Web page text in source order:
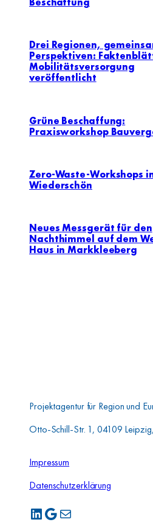
Drei Regionen,
Perspektiven:
Mobilitätsversorgung
veröffentlicht
Grüne Beschaffung:
Praxisworkshop
Zero-Waste-Workshops
Wiederschön
Neues Messgerät für den
Nachthimmel auf dem
Haus in Markkleeberg
Projektagentur für Region und
Otto-Schill-Str. 1, 04109
Impressum
Datenschutzerklärung
LinkedIn Google E-Mail